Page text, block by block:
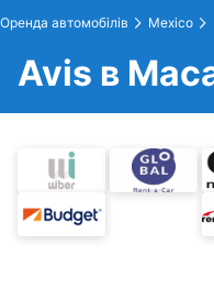
Оренда автомобілів Mexico
Avis в